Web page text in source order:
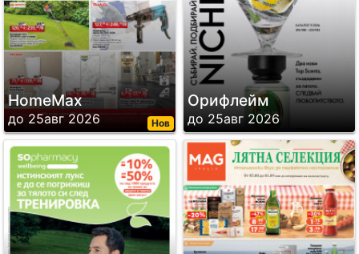
Нов
HomeMax
до 25авг 2026
Орифлейм
до 25авг 2026